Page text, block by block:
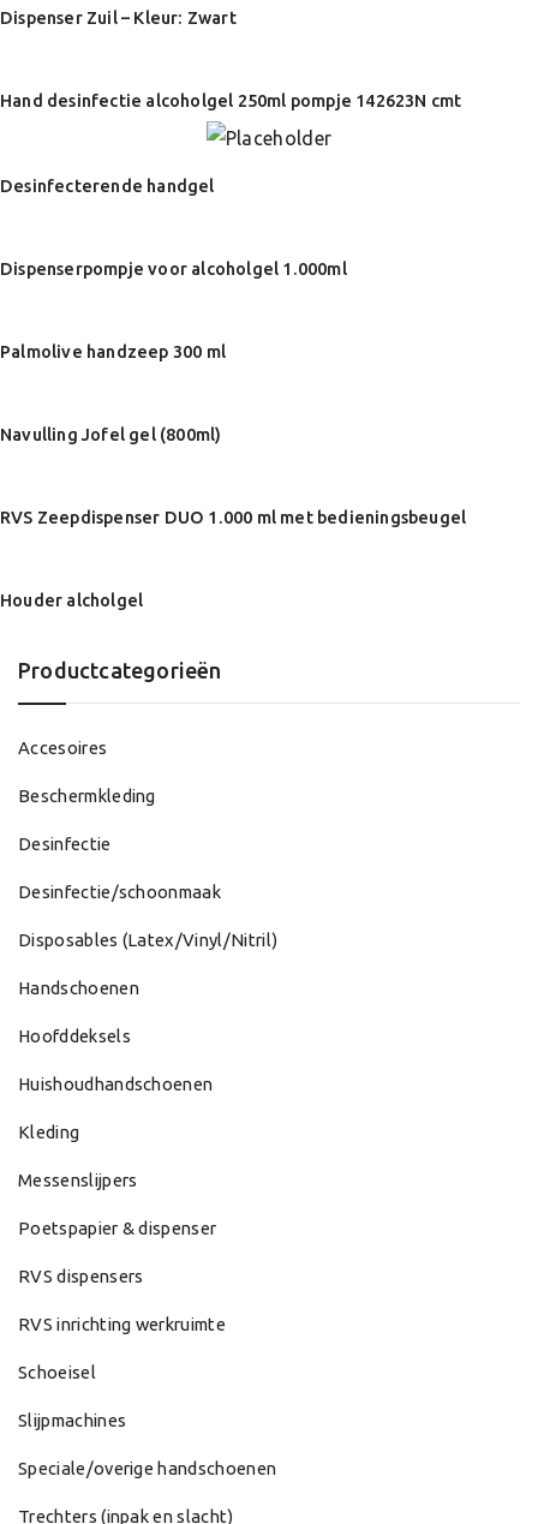
Productcategorieën
Accesoires
Beschermkleding
Desinfectie
Desinfectie/schoonmaak
Disposables (Latex/Vinyl/Nitril)
Handschoenen
Hoofddeksels
Huishoudhandschoenen
Kleding
Messenslijpers
Poetspapier & dispenser
RVS dispensers
RVS inrichting werkruimte
Schoeisel
Slijpmachines
Speciale/overige handschoenen
Trechters (inpak en slacht)
Dispenser Zuil – Kleur: Zwart
Hand desinfectie alcoholgel 250ml pompje 142623N cmt
Desinfecterende handgel
Dispenserpompje voor alcoholgel 1.000ml
Palmolive handzeep 300 ml
Navulling Jofel gel (800ml)
RVS Zeepdispenser DUO 1.000 ml met bedieningsbeugel
Houder alcholgel